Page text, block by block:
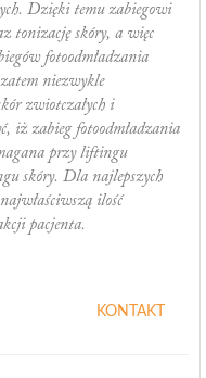
Dzięki temu zabiegowi
tonizację skóry, a więc
fotoodmładzania
niezwykle
zwiotczałych i
iż zabieg fotoodmładzania
przy liftingu
skóry. Dla najlepszych
ilość
pacjenta.
KONTAKT